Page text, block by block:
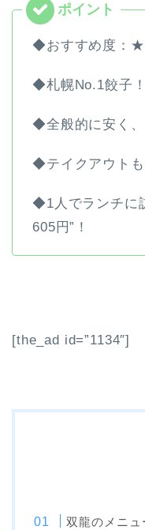
◆おすすめ度
◆札幌No.1餃子！
◆全般的に安く、
◆テイクアウト
◆1人でランチに
605円”！
[the_ad id=”1134″]
双龍のメニュ